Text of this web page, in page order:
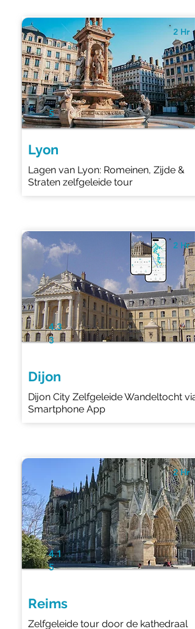
5
Lyon
Lagen van Lyon: Romeinen, Zijde &
Straten zelfgeleide tour
2 Hr
4.3
3
Dijon
Dijon City Zelfgeleide Wandeltocht via
Smartphone App
2 Hr
4.1
5
Reims
Zelfgeleide tour door de kathedraal
2 Hr